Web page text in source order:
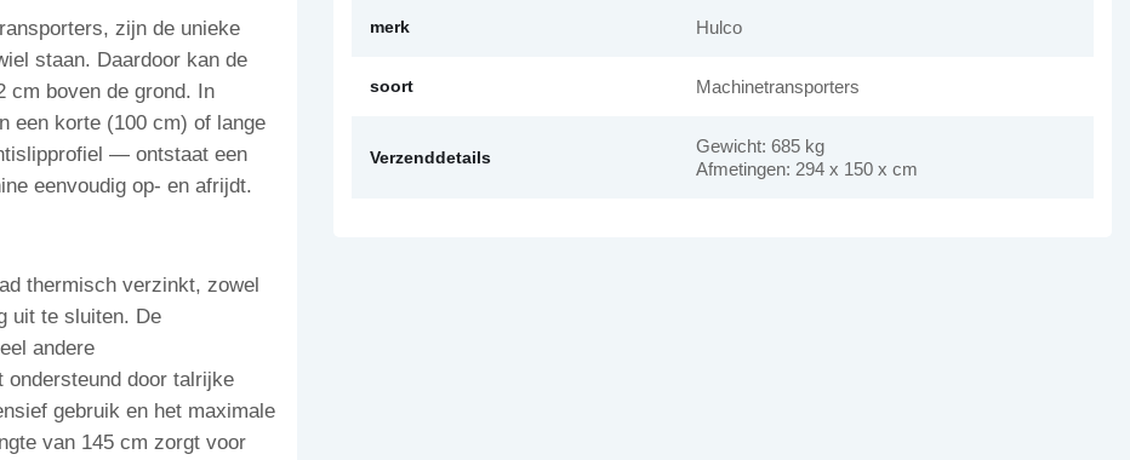
zijn de unieke
staan. Daardoor kan de
cm boven de grond. In
een korte (100 cm) of lange
— ontstaat een
eenvoudig op- en afrijdt.
thermisch verzinkt, zowel
uit te sluiten. De
andere
ondersteund door talrijke
gebruik en het maximale
van 145 cm zorgt voor
merk Hulco
soort Machinetransporters
Verzenddetails
Gewicht: 685 kg
Afmetingen: 294 x 150 x cm